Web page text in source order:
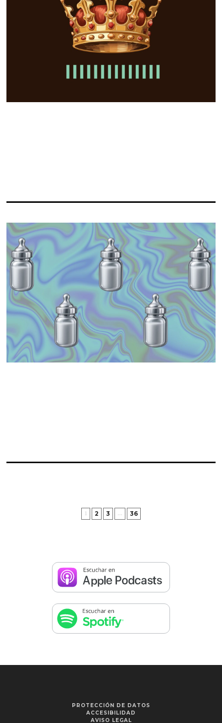
1 2 3 … 36
PROTECCIÓN DE DATOS
ACCESIBILIDAD
AVISO LEGAL